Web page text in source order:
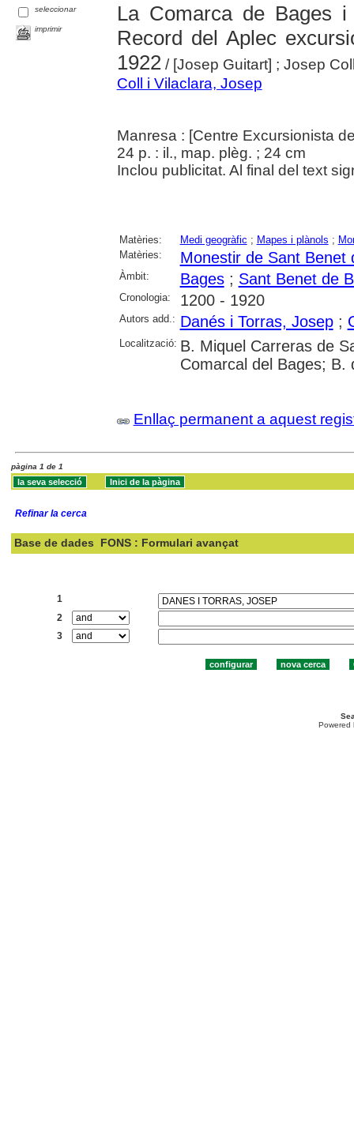
seleccionar
imprimir
La Comarca de Bages
Record del Aplec
1922/ [Josep Guitart] ; Josep
Coll i Vilaclara, Josep
Manresa : [Centre Excursionista
24 p. : il., map. plèg. ; 24 cm
Inclou publicitat. Al final del text
Matèries: Medi geogràfic ; Mapes i plànols ;
Matèries:
Monestir de Sant Benet
Àmbit: Bages; Sant Benet de
Cronologia: 1200 - 1920
Autors add.: Danés i Torras, Josep;
Localització: B. Miquel Carreras de
Comarcal del Bages; B.
Enllaç permanent a aquest
pàgina 1 de 1
Refinar la cerca
Base de dades FONS : Formulari avançat
1
2
3
Powered